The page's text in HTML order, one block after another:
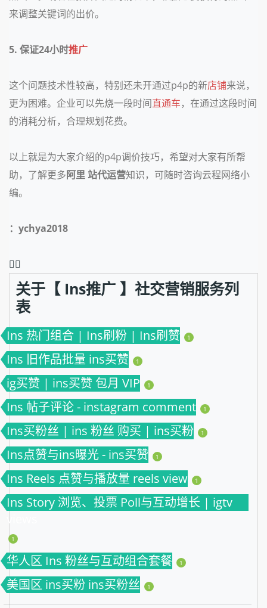
来调整关键词的出价。
5. 保证24小时推广
这个问题技术性较高，特别还未开通过p4p的新店铺来说，
更为困难。企业可以先烧一段时间直通车，在通过这段时间
的消耗分析，合理规划花费。
以上就是为大家介绍的p4p调价技巧，希望对大家有所帮
助，了解更多阿里 站代运营知识，可随时咨询云程网络小
编。
：ychya2018
❤️‍🔥
关于【 Ins推广 】社交营销服务列
表
Ins 热门组合 | Ins刷粉 | Ins刷赞 1
Ins 旧作品批量 ins买赞 1
ig买赞 | ins买赞 包月 VIP 1
Ins 帖子评论 - instagram comment 1
Ins买粉丝 | ins 粉丝 购买 | ins买粉 1
Ins点赞与ins曝光 - ins买赞 1
Ins Reels 点赞与播放量 reels view 1
Ins Story 浏览、投票 Poll与互动增长 | igtv
views
1
华人区 Ins 粉丝与互动组合套餐 1
美国区 ins买粉 ins买粉丝 1